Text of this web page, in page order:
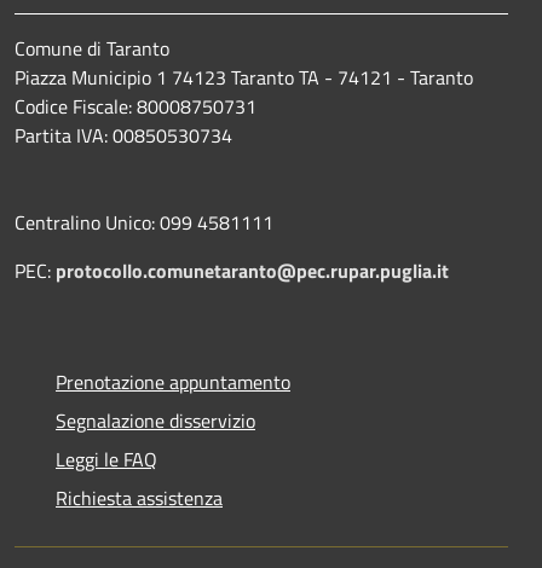
Comune di Taranto
Piazza Municipio 1 74123 Taranto TA - 74121 - Taranto
Codice Fiscale: 80008750731
Partita IVA: 00850530734
Centralino Unico: 099 4581111
PEC: protocollo.comunetaranto@pec.rupar.puglia.it
Prenotazione appuntamento
Segnalazione disservizio
Leggi le FAQ
Richiesta assistenza